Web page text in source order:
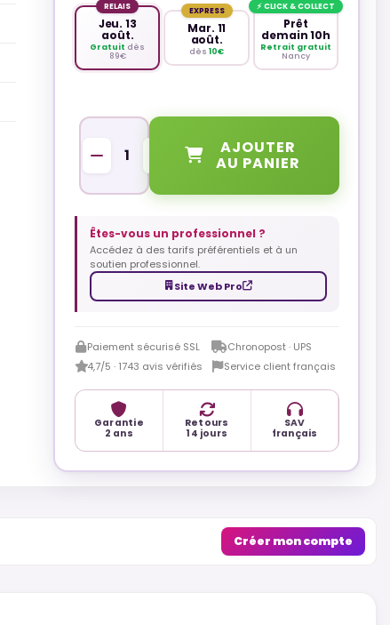
RELAIS
Jeu. 13
août.
Gratuit dès
89€
EXPRESS
Mar. 11
août.
dès10€
⚡ CLICK & COLLECT
Prêt
demain 10h
Retrait gratuit
Nancy
AJOUTER
AU PANIER
Êtes-vous un professionnel ?
Accédez à des tarifs préférentiels et à un
soutien professionnel.
Site Web Pro
Paiement sécurisé SSL
Chronopost · UPS
4,7/5 · 1743 avis vérifiés
Service client français
Garantie
2 ans
Retours
14 jours
SAV
français
Créer mon compte